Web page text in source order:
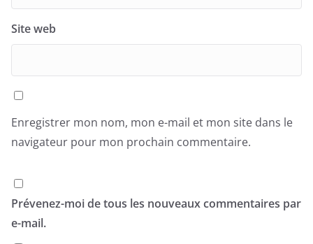
Site web
Enregistrer mon nom, mon e-mail et mon site dans le
navigateur pour mon prochain commentaire.
Prévenez-moi de tous les nouveaux commentaires par
e-mail.